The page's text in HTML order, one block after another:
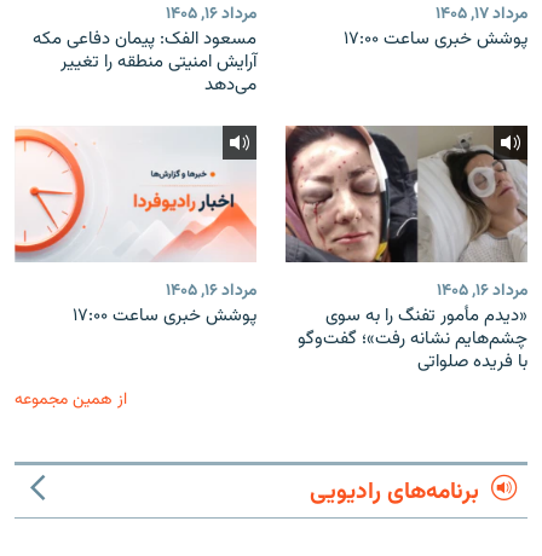
مرداد ۱۷, ۱۴۰۵
پوشش خبری ساعت ۱۷:۰۰
مرداد ۱۶, ۱۴۰۵
مسعود الفک: پیمان دفاعی مکه
آرایش امنیتی منطقه را تغییر
می‌دهد
مرداد ۱۶, ۱۴۰۵
«دیدم مأمور تفنگ را به سوی
چشم‌هایم نشانه رفت»؛ گفت‌و‌گو
با فریده صلواتی
مرداد ۱۶, ۱۴۰۵
پوشش خبری ساعت ۱۷:۰۰
از همین مجموعه
برنامه‌های رادیویی